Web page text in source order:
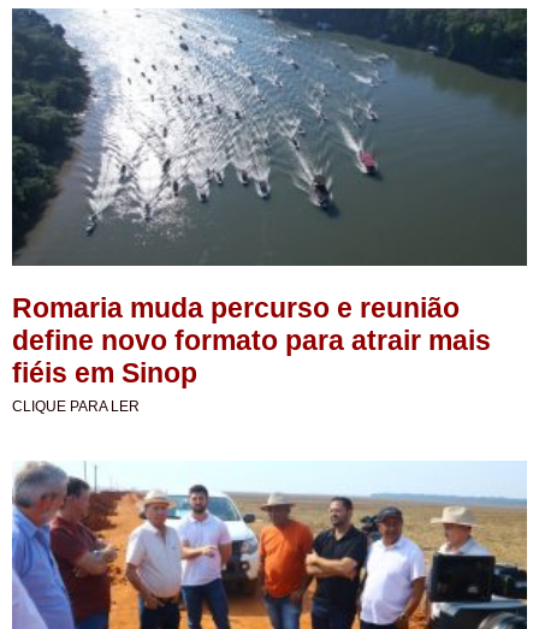
Romaria muda percurso e reunião
define novo formato para atrair mais
fiéis em Sinop
CLIQUE PARA LER